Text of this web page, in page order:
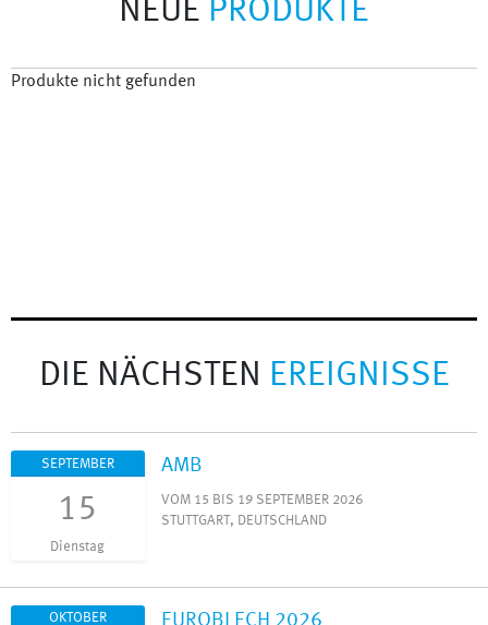
NEUE PRODUKTE
Produkte nicht gefunden
DIE NÄCHSTEN EREIGNISSE
SEPTEMBER
15
Dienstag
AMB
VOM 15 BIS 19 SEPTEMBER 2026
STUTTGART, DEUTSCHLAND
OKTOBER EUROBLECH 2026